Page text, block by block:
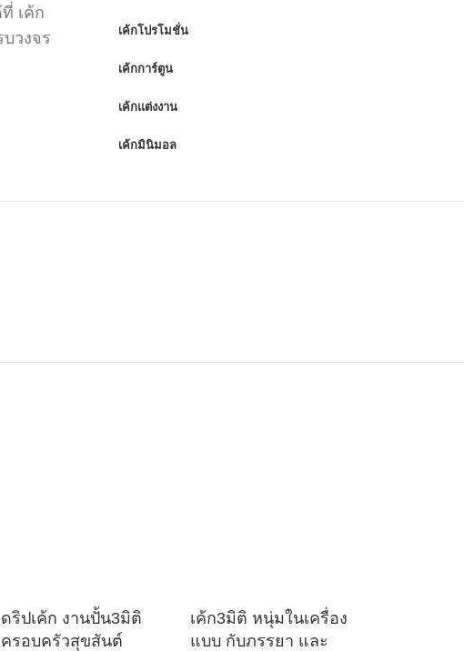
เค้ก
บวงจร
เค้กโปรโมชั่น
เค้กการ์ตูน
เค้กแต่งงาน
เค้กมินิมอล
ดริปเค้ก งานปั้น3มิติ
ครอบครัวสุขสันต์
เค้ก3มิติ หนุ่มในเครื่อง
แบบ กับภรรยา และ